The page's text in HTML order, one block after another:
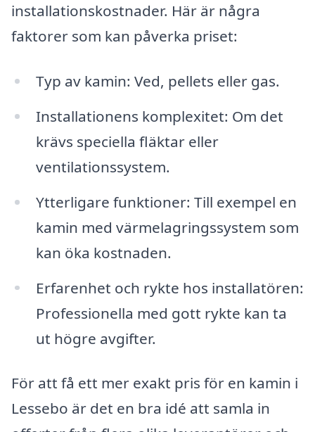
installationskostnader. Här är några
faktorer som kan påverka priset:
Typ av kamin: Ved, pellets eller gas.
Installationens komplexitet: Om det
krävs speciella fläktar eller
ventilationssystem.
Ytterligare funktioner: Till exempel en
kamin med värmelagringssystem som
kan öka kostnaden.
Erfarenhet och rykte hos installatören:
Professionella med gott rykte kan ta
ut högre avgifter.
För att få ett mer exakt pris för en kamin i
Lessebo är det en bra idé att samla in